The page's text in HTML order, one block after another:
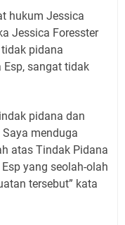
hukum Jessica
Jessica Foresster
pidana
Esp, sangat tidak
pidana dan
menduga
atas Tindak Pidana
yang seolah-olah
tersebut” kata